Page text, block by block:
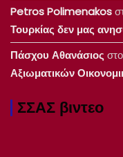
Petros Polimenakos
Τουρκίας δεν μας
Πάσχου Αθανάσιοςστο
Αξιωματικών
ΣΣΑΣ βιντεο